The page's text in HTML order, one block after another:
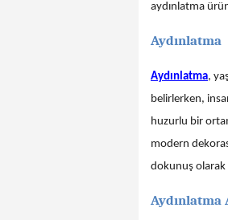
aydınlatma
Aydınlatma
Aydınlatma,
belirlerken,
huzurlu bir
modern
dokunuş